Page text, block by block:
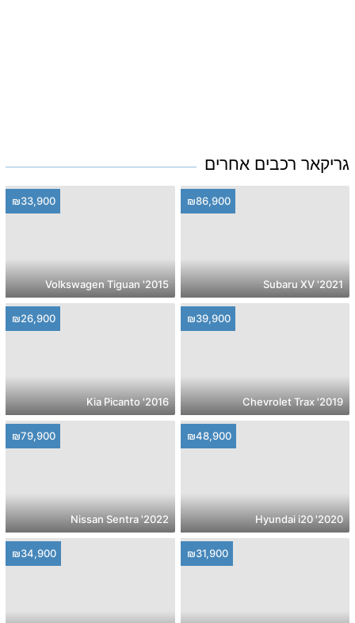
גריקאר רכבים אחרים
₪86,900
2021' Subaru XV
₪33,900
2015' Volkswagen Tiguan
₪39,900
2019' Chevrolet Trax
₪26,900
2016' Kia Picanto
₪48,900
2020' Hyundai i20
₪79,900
2022' Nissan Sentra
₪31,900
₪34,900